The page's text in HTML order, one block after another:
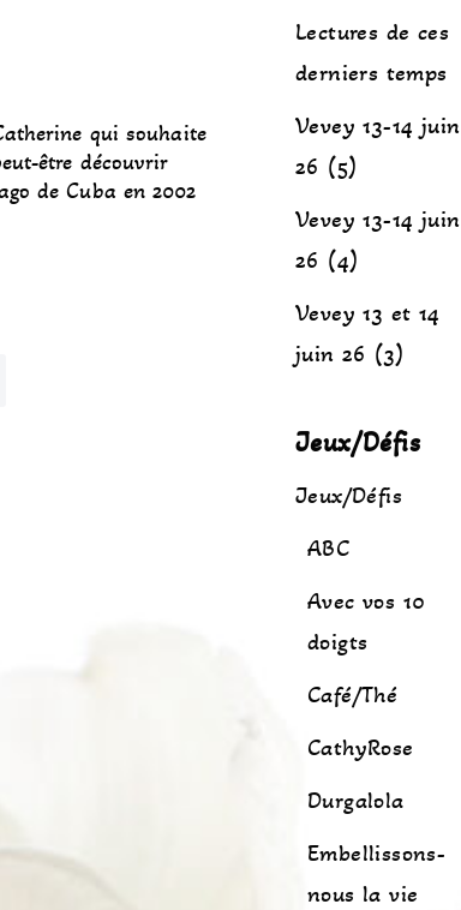
qui souhaite
être découvrir
de Cuba en 2002
Lectures de ces
derniers temps
Vevey 13-14 juin
26 (5)
Vevey 13-14 juin
26 (4)
Vevey 13 et 14
juin 26 (3)
Jeux/Défis
Jeux/Défis
ABC
Avec vos 10
doigts
Café/Thé
CathyRose
Durgalola
Embellissons-
nous la vie